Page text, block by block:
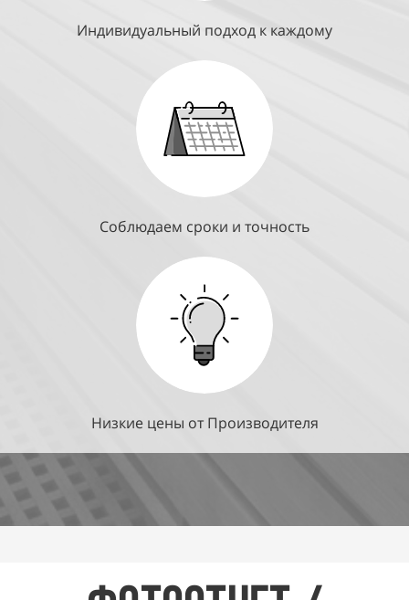
Индивидуальный подход к каждому
Соблюдаем сроки и точность
Низкие цены от Производителя